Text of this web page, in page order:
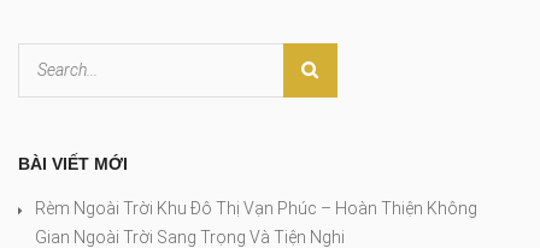
BÀI VIẾT MỚI
Rèm Ngoài Trời Khu Đô Thị Vạn Phúc – Hoàn Thiện Không
Gian Ngoài Trời Sang Trọng Và Tiện Nghi